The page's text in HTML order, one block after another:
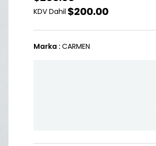
KDV Dahil $200.00
Marka : CARMEN